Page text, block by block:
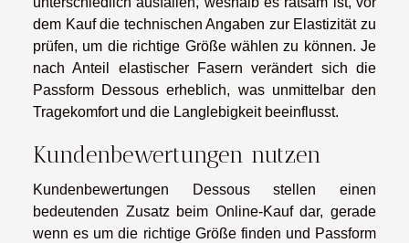
dem Kauf die technischen Angaben zur Elastizität zu
prüfen, um die richtige Größe wählen zu können. Je
nach Anteil elastischer Fasern verändert sich die
Passform Dessous erheblich, was unmittelbar den
Tragekomfort und die Langlebigkeit beeinflusst.
Kundenbewertungen nutzen
Kundenbewertungen Dessous stellen einen
bedeutenden Zusatz beim Online-Kauf dar, gerade
wenn es um die richtige Größe finden und Passform